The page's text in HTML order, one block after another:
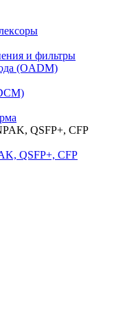
и фильтры
(OADM)
QSFP+, CFP